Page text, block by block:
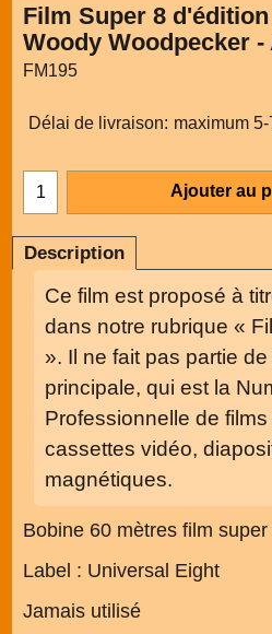
Film Super 8
Woody Woodpecker
FM195
Délai de livraison: maximum
Ajouter au
Description
Ce film est proposé à
dans notre rubrique «
». Il ne fait pas partie
principale, qui est la
Professionnelle de
cassettes vidéo,
magnétiques.
Bobine 60 mètres film super
Label : Universal Eight
Jamais utilisé